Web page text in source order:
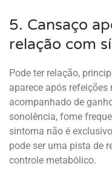
5. Cansaço
relação com
Pode ter relação,
aparece após
acompanhado de
sonolência, fome
sintoma não é
pode ser uma pista de
controle metabólico.